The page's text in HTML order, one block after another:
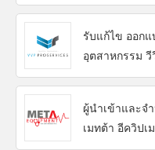
รับแก้ไข ออก
อุตสาหกรรม วี
ผู้นำเข้าและจ
เมทต้า อีควิปเ